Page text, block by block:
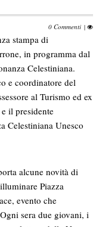
0 Commenti |
stampa di
in programma dal
Celestiniana.
e coordinatore del
al Turismo ed ex
il presidente
Celestiniana Unesco
alcune novità di
Piazza
evento che
sera due giovani, i